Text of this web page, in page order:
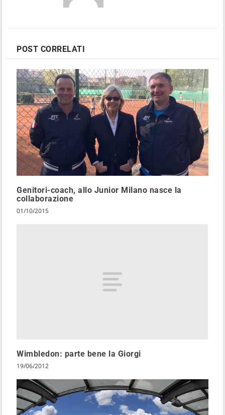
POST CORRELATI
Genitori-coach, allo Junior Milano nasce la
collaborazione
01/10/2015
Wimbledon: parte bene la Giorgi
19/06/2012